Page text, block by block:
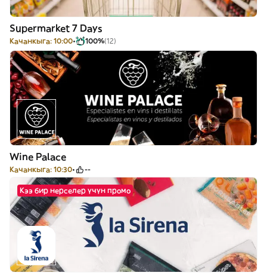
Supermarket 7 Days
Качанкыга: 10:00 100%(12)
Wine Palace
Качанкыга: 10:30 --
Кээ бир нерселер үчүн промо